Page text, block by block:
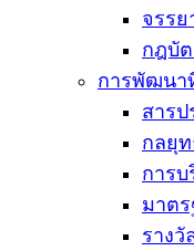
จรร
กฎบั
การพัฒนา
สารป
กลยุ
การ
มาตร
รางวั